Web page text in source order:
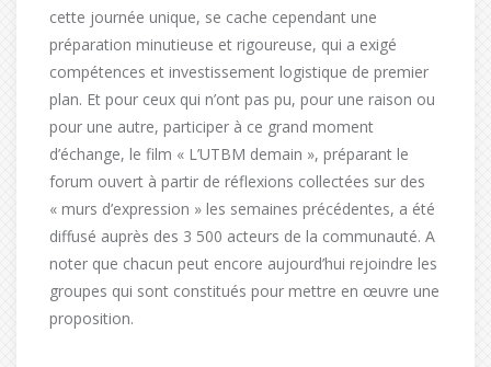
cette journée unique, se cache cependant une
préparation minutieuse et rigoureuse, qui a exigé
compétences et investissement logistique de premier
plan. Et pour ceux qui n’ont pas pu, pour une raison ou
pour une autre, participer à ce grand moment
d’échange, le film « L’UTBM demain », préparant le
forum ouvert à partir de réflexions collectées sur des
« murs d’expression » les semaines précédentes, a été
diffusé auprès des 3 500 acteurs de la communauté. A
noter que chacun peut encore aujourd’hui rejoindre les
groupes qui sont constitués pour mettre en œuvre une
proposition.